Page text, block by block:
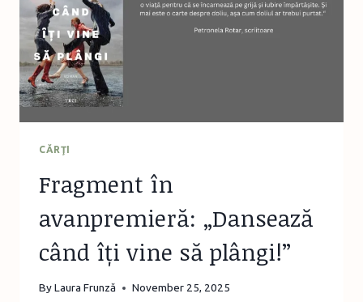
CĂRŢI
Fragment în
avanpremieră: „Dansează
când îți vine să plângi!”
ByLaura Frunză November 25, 2025